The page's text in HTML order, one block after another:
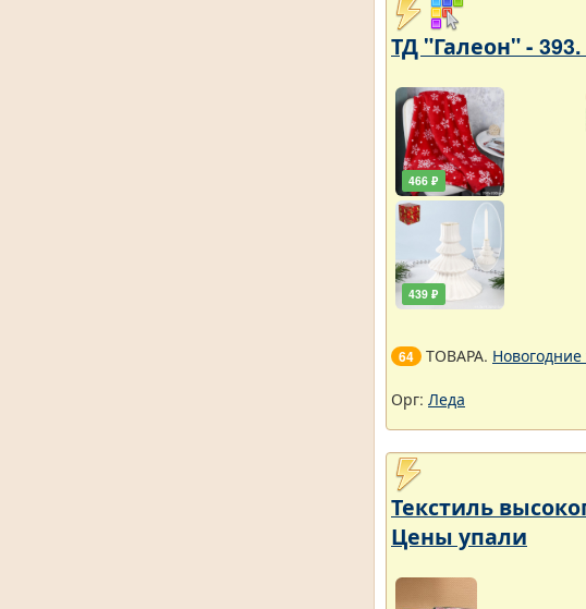
ТД "Галеон" -
466 ₽
439 ₽
64 ТОВАРА.
Орг: Леда
Текстиль
Цены упали